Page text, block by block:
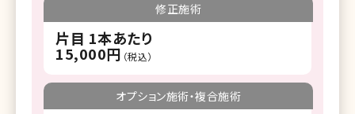
修正施術
片目 1本あたり
15,000円 （税込）
オプション施術・複合施術